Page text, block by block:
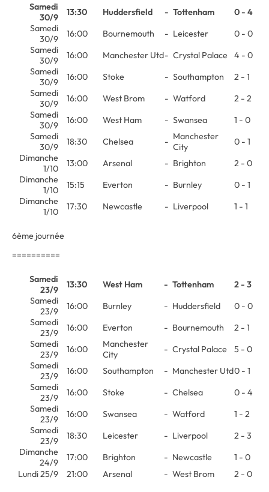
Samedi
30/9
13:30 Huddersfield - Tottenham
0 - 4
Samedi
30/9
16:00 Bournemouth - Leicester
0 - 0
Samedi
30/9
16:00 Manchester Utd- Crystal Palace
4 - 0
Samedi
30/9
16:00 Stoke - Southampton
2 - 1
Samedi
30/9
16:00 West Brom - Watford
2 - 2
Samedi
30/9
16:00 West Ham - Swansea
1 - 0
Samedi
30/9
18:30 Chelsea - Manchester
City
0 - 1
Dimanche
1/10
13:00 Arsenal - Brighton
2 - 0
Dimanche
1/10
15:15 Everton - Burnley
0 - 1
Dimanche
1/10
17:30 Newcastle - Liverpool 1 - 1
6ème journée
==========
Samedi
23/9
13:30 West Ham - Tottenham
2 - 3
Samedi
23/9
16:00 Burnley - Huddersfield
0 - 0
Samedi
23/9
16:00 Everton - Bournemouth
2 - 1
Samedi
23/9
16:00
Manchester
City
- Crystal Palace
5 - 0
Samedi
23/9
16:00 Southampton - Manchester Utd0 - 1
Samedi
23/9
16:00 Stoke - Chelsea
0 - 4
Samedi
23/9
16:00 Swansea - Watford
1 - 2
Samedi
23/9
18:30 Leicester - Liverpool
2 - 3
Dimanche
24/9
17:00 Brighton - Newcastle
1 - 0
Lundi 25/9
21:00 Arsenal - West Brom 2 - 0